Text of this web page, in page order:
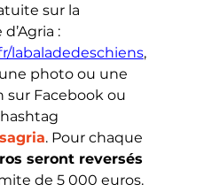
sur la
:
labaladedeschiens,
photo ou une
sur Facebook ou
. Pour chaque
seront reversés
de 5 000 euros.